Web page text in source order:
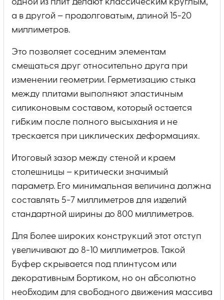
одной из плит делают классическим круглым,
а в другой – продолговатым, длиной 15-20
миллиметров.
Это позволяет соседним элементам
смещаться друг относительно друга при
изменении геометрии. Герметизацию стыка
между плитами выполняют эластичным
силиконовым составом, который остается
гибким после полного высыхания и не
трескается при циклических деформациях.
Итоговый зазор между стеной и краем
столешницы – критически значимый
параметр. Его минимальная величина должна
составлять 5-7 миллиметров для изделий
стандартной ширины до 800 миллиметров.
Для более широких конструкций этот отступ
увеличивают до 8-10 миллиметров. Такой
буфер скрывается под плинтусом или
декоративным бортиком, но он абсолютно
необходим для свободного движения массива